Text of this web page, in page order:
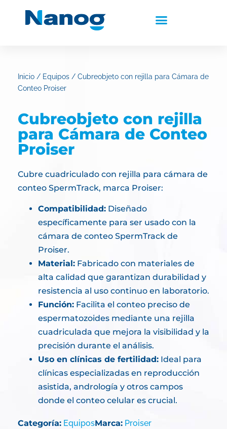
Inicio / Equipos / Cubreobjeto con rejilla para Cámara de
Conteo Proiser
Cubreobjeto con rejilla
para Cámara de Conteo
Proiser
Cubre cuadriculado con rejilla para cámara de
conteo SpermTrack, marca Proiser:
Compatibilidad: Diseñado
específicamente para ser usado con la
cámara de conteo SpermTrack de
Proiser.
Material: Fabricado con materiales de
alta calidad que garantizan durabilidad y
resistencia al uso continuo en laboratorio.
Función: Facilita el conteo preciso de
espermatozoides mediante una rejilla
cuadriculada que mejora la visibilidad y la
precisión durante el análisis.
Uso en clínicas de fertilidad: Ideal para
clínicas especializadas en reproducción
asistida, andrología y otros campos
donde el conteo celular es crucial.
Categoría: EquiposMarca: Proiser